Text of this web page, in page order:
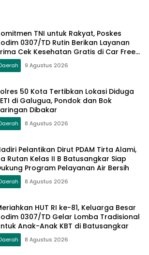
TNI untuk Rakyat, Poskes
0307/TD Rutin Berikan Layanan
Cek Kesehatan Gratis di Car Free
Setiap Minggu
9 Agustus 2026
50 Kota Tertibkan Lokasi Diduga
di Galugua, Pondok dan Bok
Dibakar
8 Agustus 2026
Pelantikan Dirut PDAM Tirta Alami,
Rutan Kelas II B Batusangkar Siap
Program Pelayanan Air Bersih
8 Agustus 2026
HUT RI ke-81, Keluarga Besar
0307/TD Gelar Lomba Tradisional
Anak-Anak KBT di Batusangkar
8 Agustus 2026